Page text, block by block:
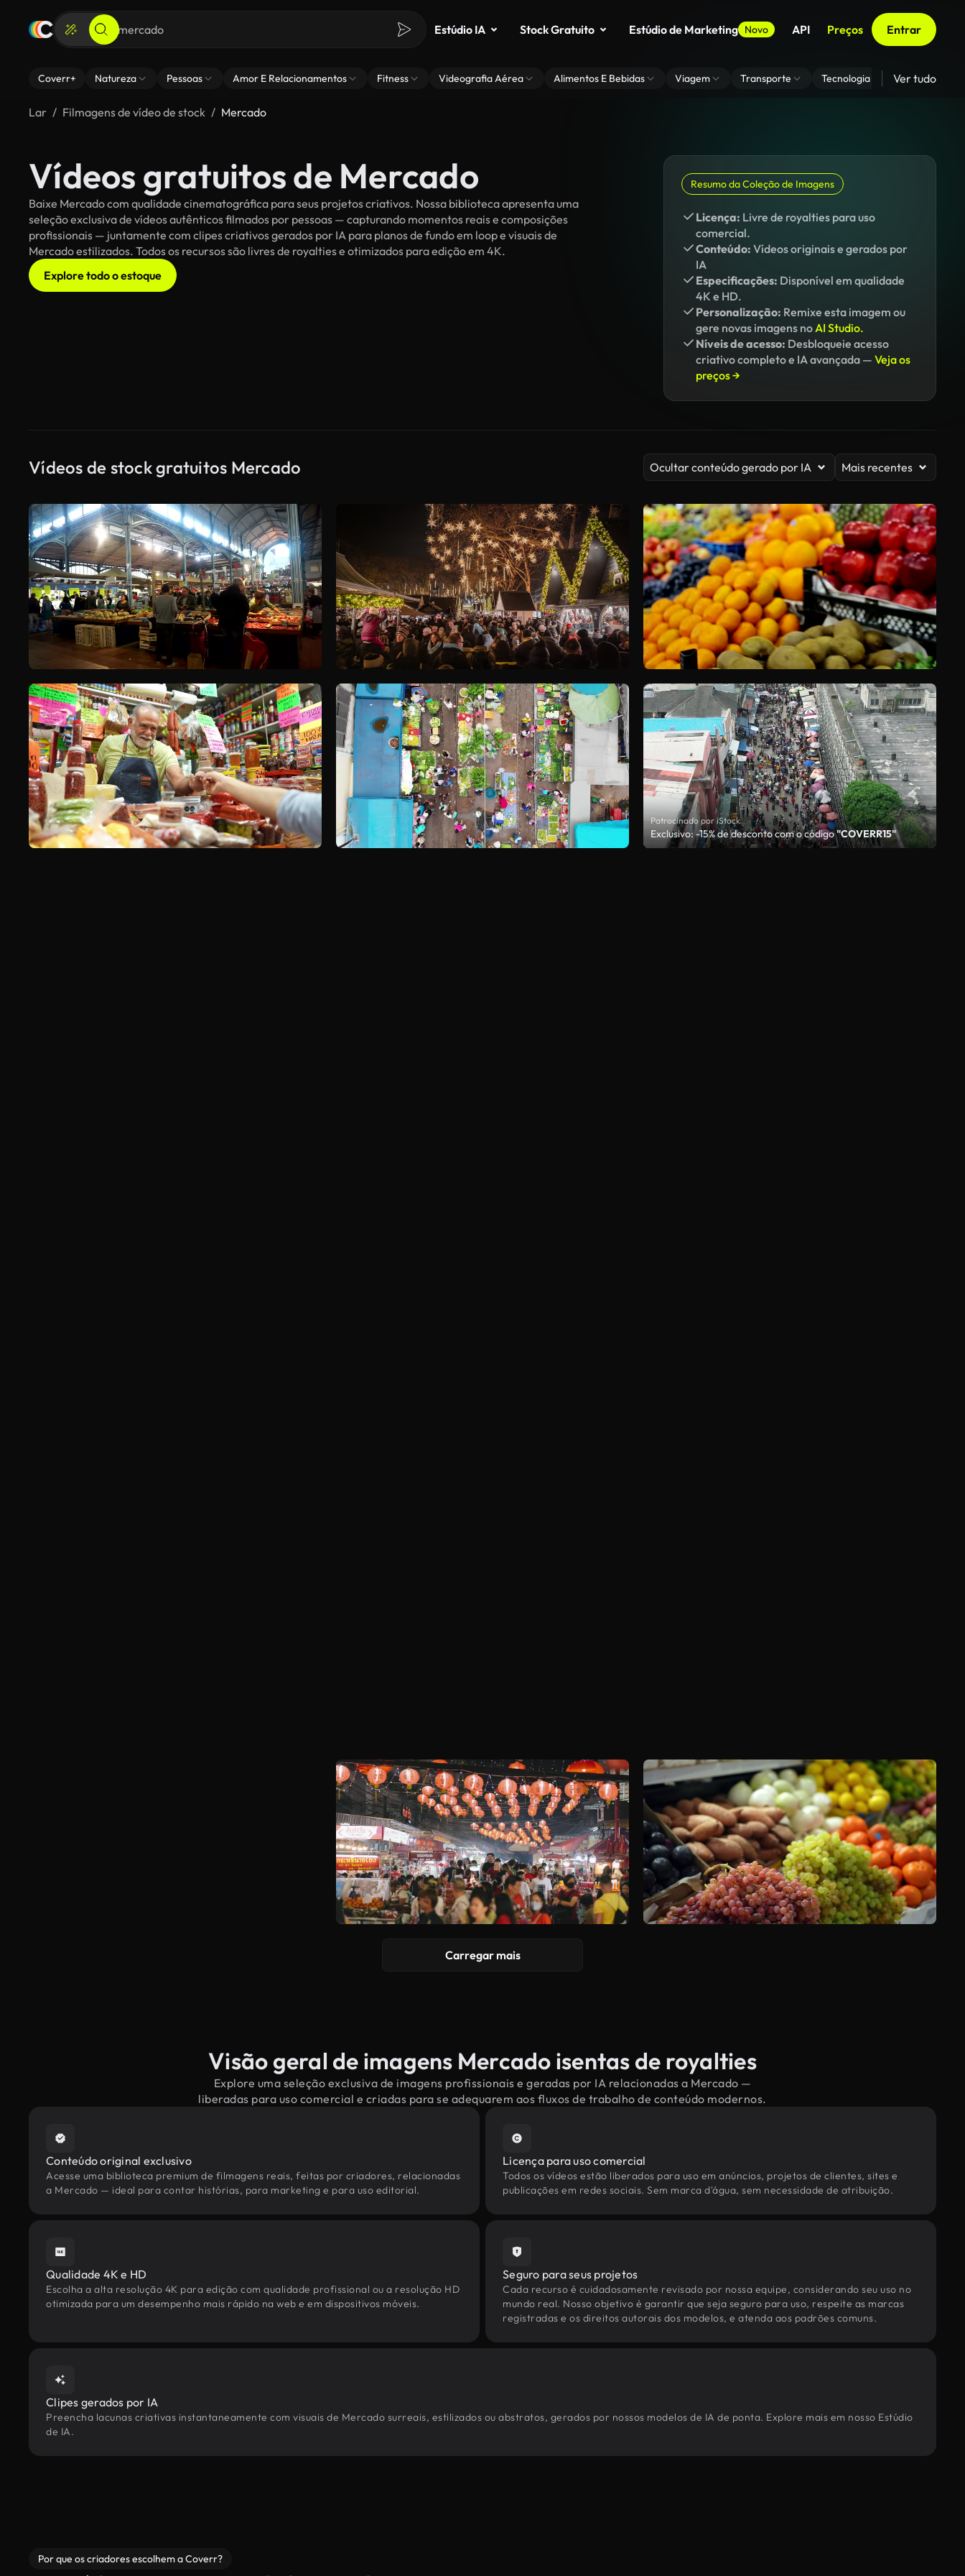
Estúdio IA Stock Gratuito Estúdio de Marketing Novo API Preços Entrar
Coverr+ Natureza Pessoas Amor E Relacionamentos Fitness Videografia Aérea Alimentos E Bebidas Viagem Transporte Tecnologia Zoom De
Ver tudo
Lar Filmagens de vídeo de stock Mercado
Vídeos gratuitos de Mercado
Baixe Mercado com qualidade cinematográfica para seus projetos criativos. Nossa biblioteca apresenta uma
seleção exclusiva de vídeos autênticos filmados por pessoas — capturando momentos reais e composições
profissionais — juntamente com clipes criativos gerados por IA para planos de fundo em loop e visuais de
Mercado estilizados. Todos os recursos são livres de royalties e otimizados para edição em 4K.
Explore todo o estoque
Resumo da Coleção de Imagens
Licença: Livre de royalties para uso
comercial.
Conteúdo: Vídeos originais e gerados por
IA
Especificações: Disponível em qualidade
4K e HD.
Personalização: Remixe esta imagem ou
gere novas imagens noAI Studio.
Níveis de acesso: Desbloqueie acesso
criativo completo e IA avançada — Veja os
preços →
Vídeos de stock gratuitos Mercado Ocultar conteúdo gerado por IA Mais recentes
Patrocinado por iStock
Exclusivo: -15% de desconto com o código"COVERR15"
Carregar mais
Visão geral de imagens Mercado isentas de royalties
Explore uma seleção exclusiva de imagens profissionais e geradas por IA relacionadas a Mercado —
liberadas para uso comercial e criadas para se adequarem aos fluxos de trabalho de conteúdo modernos.
Conteúdo original exclusivo
Acesse uma biblioteca premium de filmagens reais, feitas por criadores, relacionadas
a Mercado — ideal para contar histórias, para marketing e para uso editorial.
Licença para uso comercial
Todos os vídeos estão liberados para uso em anúncios, projetos de clientes, sites e
publicações em redes sociais. Sem marca d'água, sem necessidade de atribuição.
Qualidade 4K e HD
Escolha a alta resolução 4K para edição com qualidade profissional ou a resolução HD
otimizada para um desempenho mais rápido na web e em dispositivos móveis.
Seguro para seus projetos
Cada recurso é cuidadosamente revisado por nossa equipe, considerando seu uso no
mundo real. Nosso objetivo é garantir que seja seguro para uso, respeite as marcas
registradas e os direitos autorais dos modelos, e atenda aos padrões comuns.
Clipes gerados por IA
Preencha lacunas criativas instantaneamente com visuais de Mercado surreais, estilizados ou abstratos, gerados por nossos modelos de IA de ponta. Explore mais em nosso Estúdio
de IA.
Por que os criadores escolhem a Coverr?